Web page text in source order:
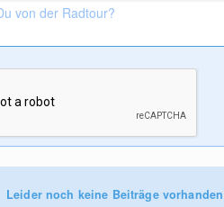
Leider noch keine Beiträge